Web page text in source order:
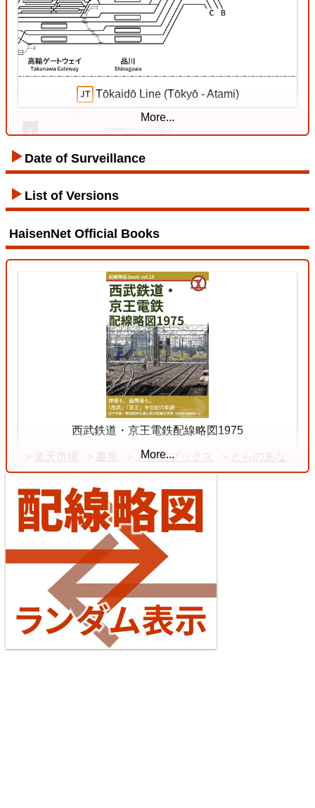
Kishin Line
18 Jul. 2026
Ryōmō Line
12 Jul. 2026
【待望の複線化】成田空港機能強化で京成成田スカ
イアクセス・JRの配線はどう変わる？
4 Jul. 2026
Tōkaidō Line (Tōkyō - Atami)
Tōhoku Line (Tōkyō - Kuroiso)
2
Chuō Line (Tōkyō - Shiojiri)
Tōkaidō Line (Maibara - Kōbe)
4
More...
Date of Surveillance
List of Versions
HaisenNet Official Books
西武鉄道・京王電鉄配線略図1975
楽天市場 書泉 メロンブックス とらのあな
台湾全島配線略図2025 臺灣鐵路公司・臺灣高鐵・阿
More...